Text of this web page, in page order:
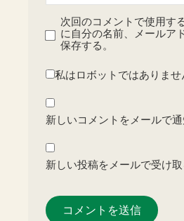
次回のコメントで使用す
に自分の名前、メールア
保存する。
私はロボットではありませ
新しいコメントをメールで通
新しい投稿をメールで受け取